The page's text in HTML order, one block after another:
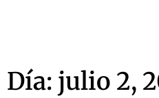
Día: julio 2,